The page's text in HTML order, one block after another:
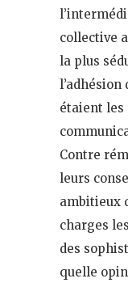
collective
la plus
étaient les
Contre
leurs
ambitieux
charges
des
quelle